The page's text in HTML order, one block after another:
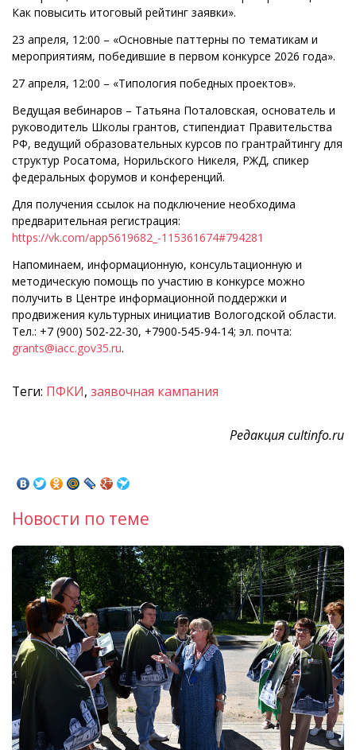
Как повысить итоговый рейтинг заявки».
23 апреля, 12:00 – «Основные паттерны по тематикам и
мероприятиям, победившие в первом конкурсе 2026 года».
27 апреля, 12:00 – «Типология победных проектов».
Ведущая вебинаров – Татьяна Поталовская, основатель и
руководитель Школы грантов, стипендиат Правительства
РФ, ведущий образовательных курсов по грантрайтингу для
структур Росатома, Норильского Никеля, РЖД, спикер
федеральных форумов и конференций.
Для получения ссылок на подключение необходима
предварительная регистрация:
https://vk.com/app5619682_-115361674#794281
Напоминаем, информационную, консультационную и
методическую помощь по участию в конкурсе можно
получить в Центре информационной поддержки и
продвижения культурных инициатив Вологодской области.
Тел.: +7 (900) 502-22-30, +7900-545-94-14; эл. почта:
grants@iacc.gov35.ru.
Теги: ПФКИ, заявочная кампания
Редакция cultinfo.ru
Новости по теме